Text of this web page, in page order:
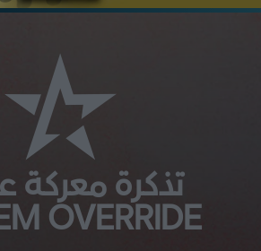
تذكرة معركة
OVERRIDE